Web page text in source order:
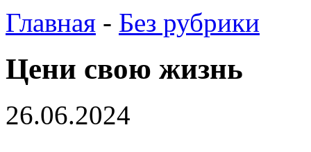
Главная - Без рубрики
Цени свою жизнь
26.06.2024